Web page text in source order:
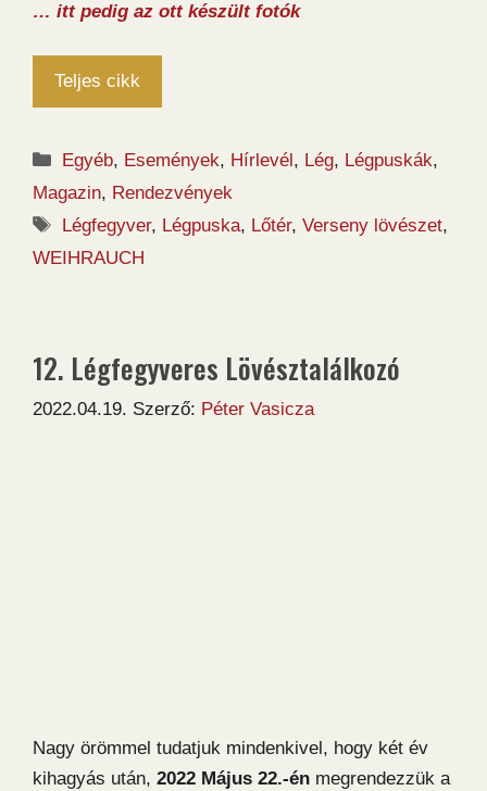
… itt pedig az ott készült fotók
Teljes cikk
Kategória
Egyéb, Események, Hírlevél, Lég, Légpuskák,
Magazin, Rendezvények
Címkék
Légfegyver, Légpuska, Lőtér,Verseny lövészet,
WEIHRAUCH
12. Légfegyveres Lövésztalálkozó
2022.04.19. Szerző: Péter Vasicza
Nagy örömmel tudatjuk mindenkivel, hogy két év
kihagyás után, 2022 Május 22.-én megrendezzük a